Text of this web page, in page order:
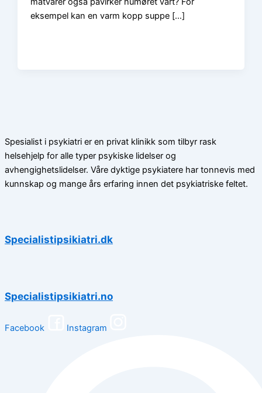
eksempel kan en varm kopp suppe […]
Spesialist i psykiatri er en privat klinikk som tilbyr rask
helsehjelp for alle typer psykiske lidelser og
avhengighetslidelser. Våre dyktige psykiatere har tonnevis med
kunnskap og mange års erfaring innen det psykiatriske feltet.
Specialistipsikiatri.dk
Specialistipsikiatri.no
Facebook Instagram